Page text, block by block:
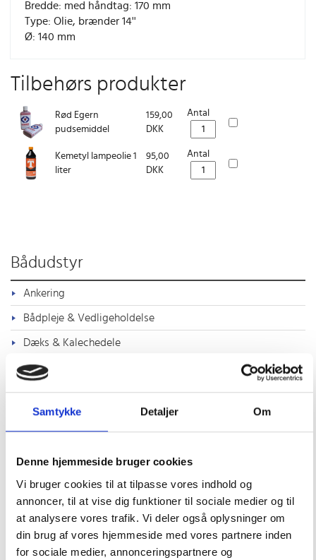
Samtykke Detaljer Om
Denne hjemmeside bruger cookies
Vi bruger cookies til at tilpasse vores indhold og
annoncer, til at vise dig funktioner til sociale medier og til
at analysere vores trafik. Vi deler også oplysninger om
din brug af vores hjemmeside med vores partnere inden
for sociale medier, annonceringspartnere og
Bredde: med håndtag: 170 mm
Type: Olie, brænder 14''
Ø: 140 mm
Tilbehørs produkter
Rød Egern
pudsemiddel
159,00
DKK
Antal
Kemetyl lampeolie 1
liter
95,00
DKK
Antal
Bådudstyr
Ankering
Bådpleje & Vedligeholdelse
Dæks & Kalechedele
El & Batterier
Fendere & Bøjer
Flag, Årer & Bådshager
Gavekort til Marineudstyr
Helt friske nyheder i shoppen
Komfort ombord
Bådvarmere